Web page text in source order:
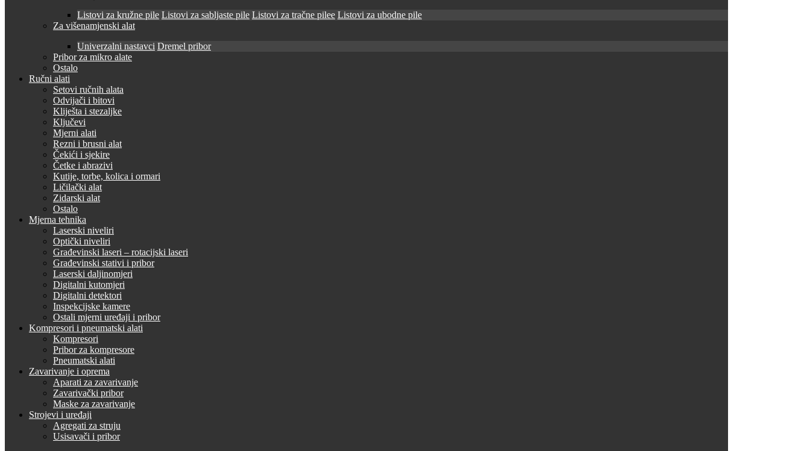
Listovi za kružne pile Listovi za sabljaste pile Listovi za tračne pilee Listovi za ubodne pile
Za višenamjenski alat
Univerzalni nastavci Dremel pribor
Pribor za mikro alate
Ostalo
Ručni alati
Setovi ručnih alata
Odvijači i bitovi
Kliješta i stezaljke
Ključevi
Mjerni alati
Rezni i brusni alat
Čekići i sjekire
Četke i abrazivi
Kutije, torbe, kolica i ormari
Ličilački alat
Zidarski alat
Ostalo
Mjerna tehnika
Laserski niveliri
Optički niveliri
Građevinski laseri – rotacijski laseri
Građevinski stativi i pribor
Laserski daljinomjeri
Digitalni kutomjeri
Digitalni detektori
Inspekcijske kamere
Ostali mjerni uređaji i pribor
Kompresori i pneumatski alati
Kompresori
Pribor za kompresore
Pneumatski alati
Zavarivanje i oprema
Aparati za zavarivanje
Zavarivački pribor
Maske za zavarivanje
Strojevi i uređaji
Agregati za struju
Usisavači i pribor